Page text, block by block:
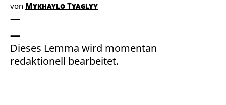
von Mykhaylo Tyaglyy
Dieses Lemma wird momentan
redaktionell bearbeitet.